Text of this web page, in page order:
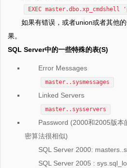
EXEC
如果有错误，或者union或者其他
果。
SQL Server中的一些特殊的表(S)
Error Messages
master..sysmessages
Linked Servers
master..sysservers
Password (2000和2005版本
密算法很相似)
SQL Server 2000:
SQL Server 2005 :